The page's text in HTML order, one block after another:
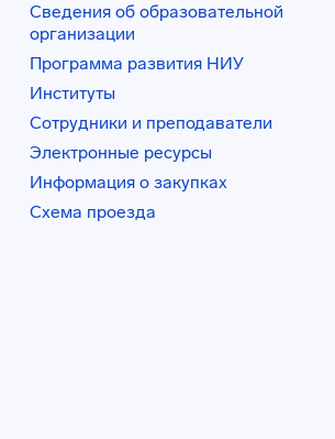
Сведения об образовательной
организации
Программа развития НИУ
Институты
Сотрудники и преподаватели
Электронные ресурсы
Информация о закупках
Схема проезда